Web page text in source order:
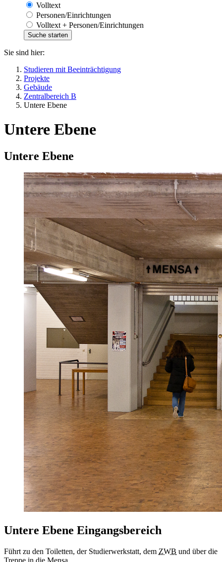
Volltext
Personen/Einrichtungen
Volltext + Personen/Einrichtungen
Sie sind hier:
Studieren mit Beeinträchtigung
Projekte
Gebäude
Zentralbereich B
Untere Ebene
Untere Ebene
Untere Ebene
Untere Ebene Eingangsbereich
Führt zu den Toiletten, der Studierwerkstatt, dem ZWB und über die